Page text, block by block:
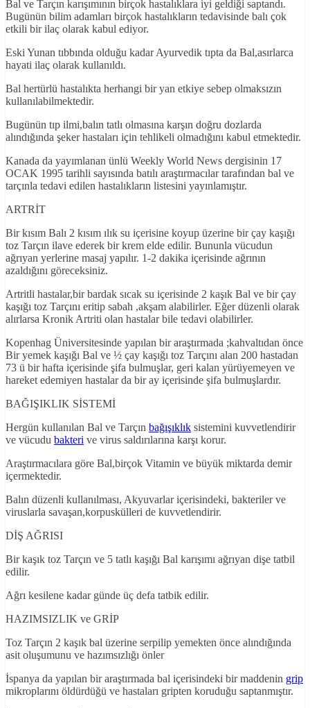
Bal ve Tarçın karışımının birçok hastalıklara iyi geldiği saptandı.
Bugünün bilim adamları birçok hastalıkların tedavisinde balı çok
etkili bir ilaç olarak kabul ediyor.
Eski Yunan tıbbında olduğu kadar Ayurvedik tıpta da Bal,asırlarca
hayati ilaç olarak kullanıldı.
Bal hertürlü hastalıkta herhangi bir yan etkiye sebep olmaksızın
kullanılabilmektedir.
Bugünün tıp ilmi,balın tatlı olmasına karşın doğru dozlarda
alındığında şeker hastaları için tehlikeli olmadığını kabul etmektedir.
Kanada da yayımlanan ünlü Weekly World News dergisinin 17
OCAK 1995 tarihli sayısında batılı araştırmacılar tarafından bal ve
tarçınla tedavi edilen hastalıkların listesini yayınlamıştır.
ARTRİT
Bir kısım Balı 2 kısım ılık su içerisine koyup üzerine bir çay kaşığı
toz Tarçın ilave ederek bir krem elde edilir. Bununla vücudun
ağrıyan yerlerine masaj yapılır. 1-2 dakika içerisinde ağrının
azaldığını göreceksiniz.
Artritli hastalar,bir bardak sıcak su içerisinde 2 kaşık Bal ve bir çay
kaşığı toz Tarçını eritip sabah ,akşam alabilirler. Eğer düzenli olarak
alırlarsa Kronik Artriti olan hastalar bile tedavi olabilirler.
Kopenhag Üniversitesinde yapılan bir araştırmada ;kahvaltıdan önce
Bir yemek kaşığı Bal ve ½ çay kaşığı toz Tarçını alan 200 hastadan
73 ü bir hafta içerisinde şifa bulmuşlar, geri kalan yürüyemeyen ve
hareket edemiyen hastalar da bir ay içerisinde şifa bulmuşlardır.
BAĞIŞIKLIK SİSTEMİ
Hergün kullanılan Bal ve Tarçın bağışıklık sistemini kuvvetlendirir
ve vücudu bakteri ve virus saldırılarına karşı korur.
Araştırmacılara göre Bal,birçok Vitamin ve büyük miktarda demir
içermektedir.
Balın düzenli kullanılması, Akyuvarlar içerisindeki, bakteriler ve
viruslarla savaşan,korpuskülleri de kuvvetlendirir.
DİŞ AĞRISI
Bir kaşık toz Tarçın ve 5 tatlı kaşığı Bal karışımı ağrıyan dişe tatbil
edilir.
Ağrı kesilene kadar günde üç defa tatbik edilir.
HAZIMSIZLIK ve GRİP
Toz Tarçın 2 kaşık bal üzerine serpilip yemekten önce alındığında
asit oluşumunu ve hazımsızlığı önler
İspanya da yapılan bir araştırmada bal içerisindeki bir maddenin grip
mikroplarını öldürdüğü ve hastaları gripten koruduğu saptanmıştır.